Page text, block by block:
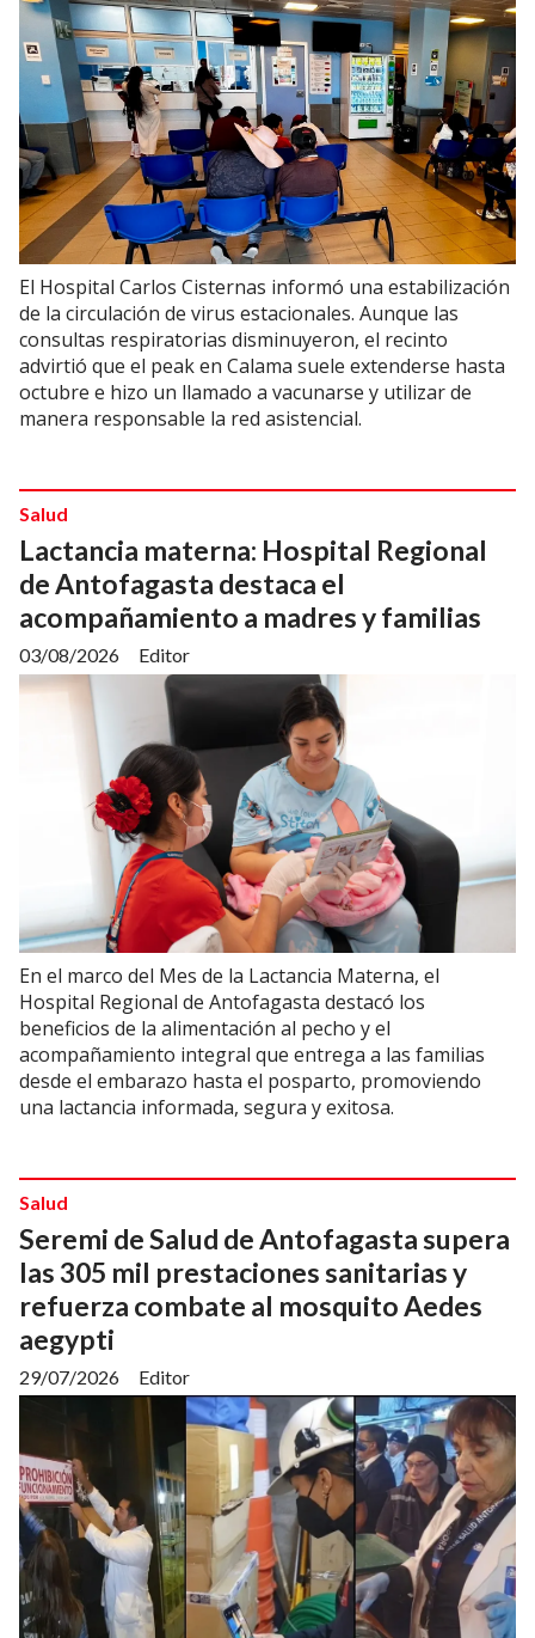
El Hospital Carlos Cisternas informó una estabilización
de la circulación de virus estacionales. Aunque las
consultas respiratorias disminuyeron, el recinto
advirtió que el peak en Calama suele extenderse hasta
octubre e hizo un llamado a vacunarse y utilizar de
manera responsable la red asistencial.
Lactancia materna: Hospital Regional
de Antofagasta destaca el
acompañamiento a madres y familias
Editor
Salud
03/08/2026
En el marco del Mes de la Lactancia Materna, el
Hospital Regional de Antofagasta destacó los
beneficios de la alimentación al pecho y el
acompañamiento integral que entrega a las familias
desde el embarazo hasta el posparto, promoviendo
una lactancia informada, segura y exitosa.
Seremi de Salud de Antofagasta supera
las 305 mil prestaciones sanitarias y
refuerza combate al mosquito Aedes
aegypti
Editor
Salud
29/07/2026